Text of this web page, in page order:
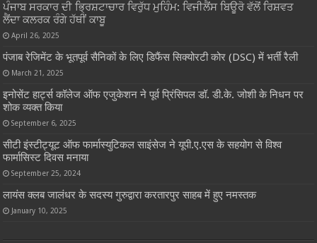
ਪੰਜਾਬ ਸਰਕਾਰ ਦੀ ਭ੍ਰਿਸ਼ਟਾਚਾਰ ਵਿਰੁੱਧ ਮੁਹਿੰਮ: ਵਿਜੀਲੈਂਸ ਬਿਊਰੋ ਵੱਲੋਂ ਰਿਸ਼ਵਤ
ਲੈਂਦਾ ਕਲਰਕ ਰੰਗੇ ਹੱਥੀਂ ਕਾਬੂ
April 26, 2025
पंजाब रेजिमेंट के भूतपूर्व सैनिकों के लिए डिफैंस सिक्योरटी कोर (DSC) में भर्ती रैली
March 21, 2025
इनोसेंट हार्ट्स कॉलेज ऑफ एजुकेशन ने पूर्व प्रिंसिपल डॉ. डी.के. जोशी के निधन पर
शोक व्यक्त किया
September 6, 2025
सीटी इंस्टीट्यूट ऑफ फार्मास्युटिकल साइंसेज ने यूपी.ए.एस के सहयोग से विश्व
फार्मासिस्ट दिवस मनाया
September 25, 2024
लायंस क्लब जालंधर के सदस्य गुरुद्वारा करतारपुर साहब में हुए नमस्तक
January 10, 2025